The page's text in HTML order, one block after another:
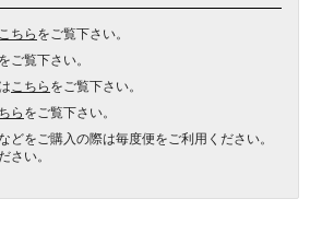
こちらをご覧下さい。
をご覧下さい。
こちらをご覧下さい。
らをご覧下さい。
どをご購入の際は毎度便をご利用ください。
さい。